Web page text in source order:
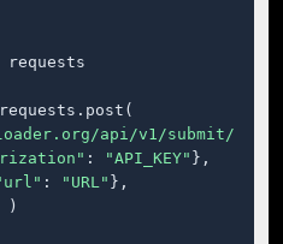
requests
api/v1/submit/"
: "API_KEY" },
: "URL" },
)